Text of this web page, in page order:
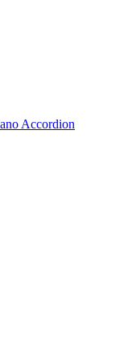
Accordion